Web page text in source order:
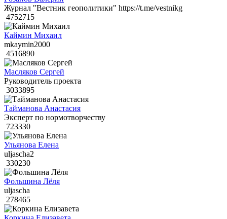
Журнал "Вестник геополитики" https://t.me/vestnikg
4752715
Каймин Михаил
mkaymin2000
4516890
Масляков Сергей
Руководитель проекта
3033895
Тайманова Анастасия
Эксперт по нормотворчеству
723330
Ульянова Елена
uljascha2
330230
Фольшина Лёля
uljascha
278465